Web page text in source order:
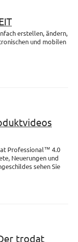
erstellen, ändern,
und mobilen
Professional™ 4.0
Neuerungen und
sehen Sie
trodat